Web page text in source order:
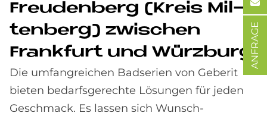
Freu­den­berg (Kreis Mil­
ten­berg) zwi­schen
Frank­furt und Würz­burg
Die umfangreichen Badserien von Geberit
bieten bedarfsgerechte Lösungen für jeden
Geschmack. Es lassen sich Wunsch-
ANFRAGE